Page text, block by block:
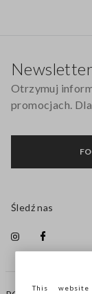
Newsletter
Otrzymuj
promocjach.
Śledź nas
This